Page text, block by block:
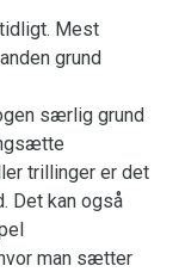
Mest
grund
særlig grund
trillinger er det
Det kan også
man sætter